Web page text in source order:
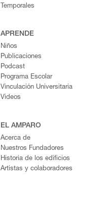
Temporales
APRENDE
Niños
Publicaciones
Podcast
Programa Escolar
Vinculación Universitaria
Videos
EL AMPARO
Acerca de
Nuestros Fundadores
Historia de los edificios
Artistas y colaboradores